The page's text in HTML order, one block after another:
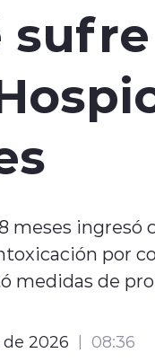
meses ingresó
por
medidas de
2026 08:36